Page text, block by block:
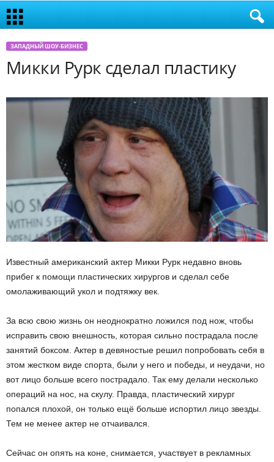
ЗАПАДНЫЙ ШОУ-БИЗНЕС
Микки Рурк сделал пластику
Известный американский актер Микки Рурк недавно вновь
прибег к помощи пластических хирургов и сделал себе
омолаживающий укол и подтяжку век.
За всю свою жизнь он неоднократно ложился под нож, чтобы
исправить свою внешность, которая сильно пострадала после
занятий боксом. Актер в девяностые решил попробовать себя в
этом жестком виде спорта, были у него и победы, и неудачи, но
вот лицо больше всего пострадало. Так ему делали несколько
операций на нос, на скулу. Правда, пластический хирург
попался плохой, он только ещё больше испортил лицо звезды.
Тем не менее актер не отчаивался.
Сейчас он опять на коне, снимается, участвует в рекламных